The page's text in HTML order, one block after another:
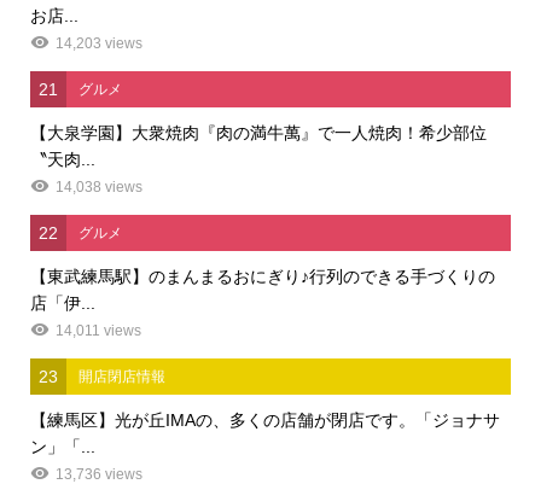
お店...
14,203 views
21 グルメ
【大泉学園】大衆焼肉『肉の満牛萬』で一人焼肉！希少部位
〝天肉...
14,038 views
22 グルメ
【東武練馬駅】のまんまるおにぎり♪行列のできる手づくりの
店「伊...
14,011 views
23 開店閉店情報
【練馬区】光が丘IMAの、多くの店舗が閉店です。「ジョナサ
ン」「...
13,736 views